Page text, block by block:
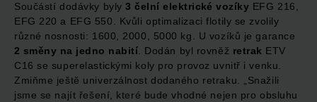
Součástí dodávky byly3 čelní elektrické vozíky EFG 216,
EFG 220 a EFG 550. Kvůli optimalizaci flotily se zvolily
různé nosnosti: 1600, 2000, 5000 kg. U vozíků je garance
2 směny na jedno nabití. Dodán byl rovněž retrak ETV
C16 se superelastickými koly pro provoz uvnitř i venku.
Zmiňme ještě univerzálnost dodaného retraku. „Snažili
jsme se najít řešení, které bude vhodné nejen pro obsluhu